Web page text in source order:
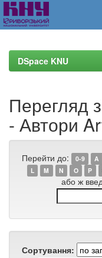
navigationDSpace KNU
Перегляд
- Автори
Перейти до: 0-9 A
L
M N O P
або ж
Сортування: